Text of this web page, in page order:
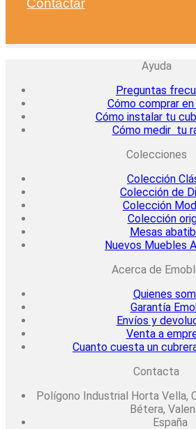
Ayuda
Preguntas
Cómo comprar
Cómo instalar tu
Cómo medir tu
Colecciones
Colección
Colección de
Colección
Colección
Mesas
Nuevos Muebles
Acerca de
Quienes
Garantía
Envíos y
Venta a
Cuanto cuesta un
Contacta
Polígono Industrial Horta Vella,
Bétera,
España